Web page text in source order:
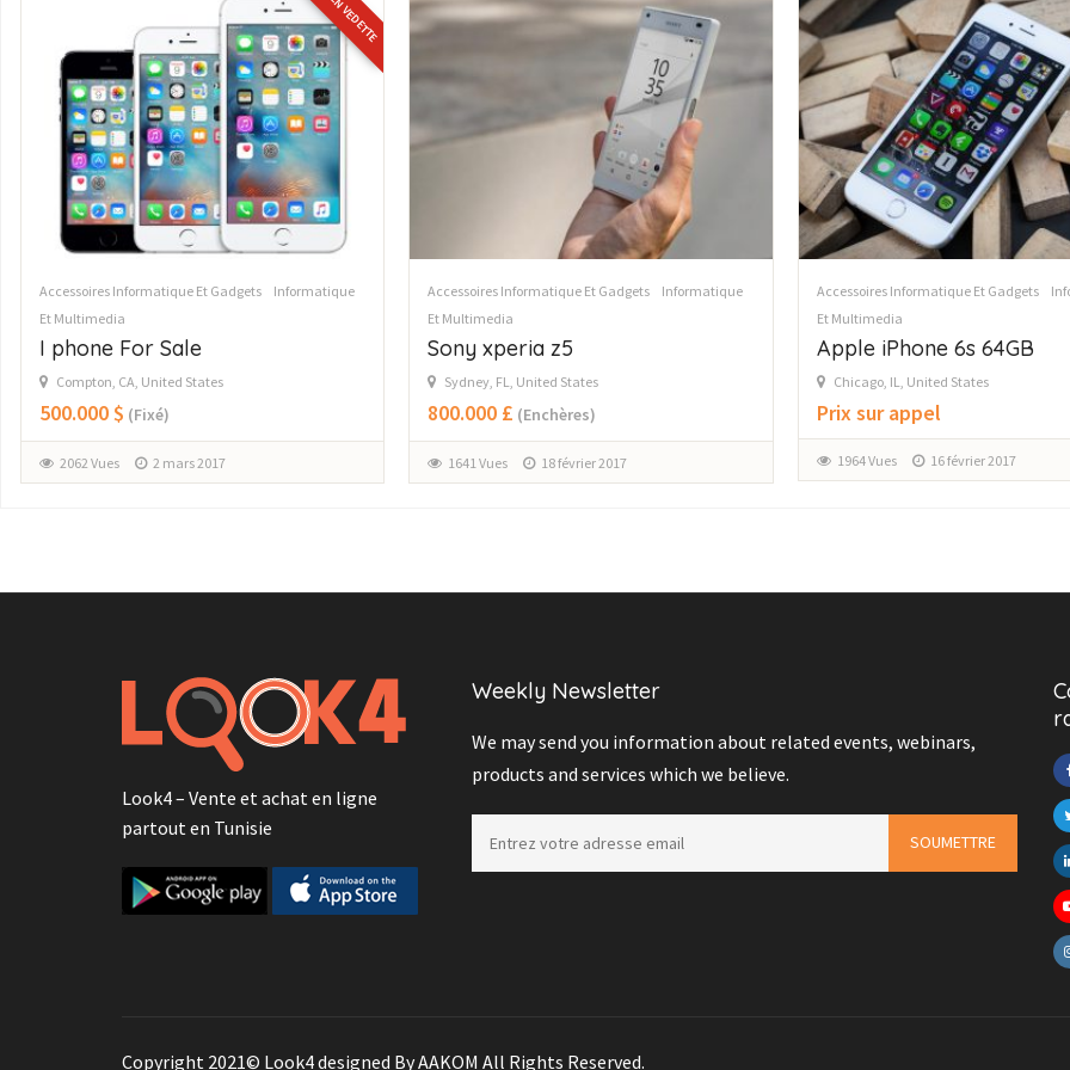
Accessoires Informatique Et Gadgets
Informatique
Et Multimedia
Sony xperia z5
Sydney, FL, United States
800.000 £ (Enchères)
1641 Vues 18 février 2017
Accessoires Informatique Et Gadgets
Informatique
Et Multimedia
Apple iPhone 6s 64GB
Chicago, IL, United States
Prix ​​sur appel
1964 Vues 16 février 2017
Informatique Et Multimedia Jeux Vidéo
Rolex Yacht-Master 40
Washington, DC, United States
200.000 £(Fixé)
1011 Vues 16 février 2017
Look4 – Vente et achat en ligne
partout en Tunisie
Weekly Newsletter
We may send you information about related events, webinars,
products and services which we believe.
Copyright 2021© Look4 designed By AAKOM All Rights Reserved.